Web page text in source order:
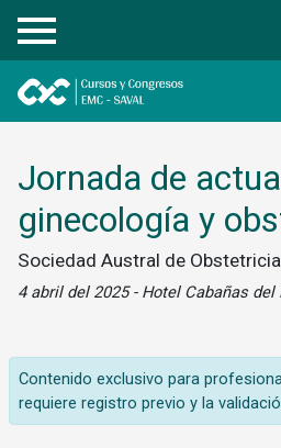
Registrarse
Jornada de
ginecología y
Sociedad Austral de
4 abril del 2025 - Hotel Cabañas del
Contenido exclusivo para
requiere registro previo y la